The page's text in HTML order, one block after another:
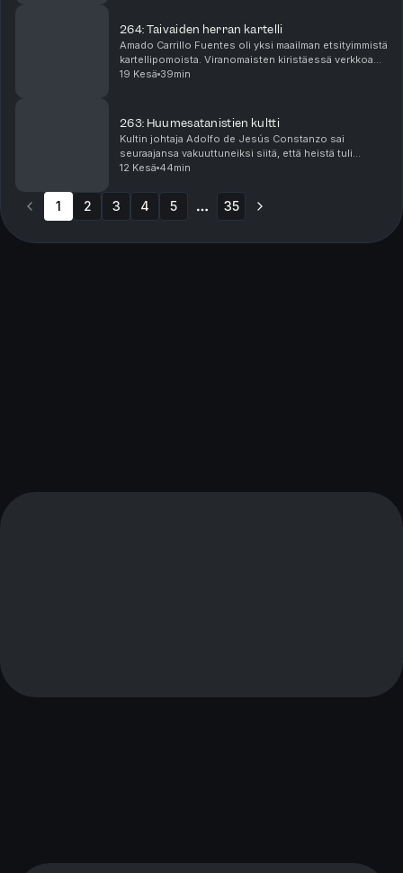
264: Taivaiden herran kartelli
Amado Carrillo Fuentes oli yksi maailman etsityimmistä
kartellipomoista. Viranomaisten kiristäessä verkkoa
hänen ympärillään, hän teki epätavallisen päätöksen,
19 Kesä 39min
263: Huumesatanistien kultti
Kultin johtaja Adolfo de Jesús Constanzo sai
seuraajansa vakuuttuneiksi siitä, että heistä tuli
ihmisuhreja vaatineiden rituaalien avulla mm.
...
12 Kesä 44min
1 2 3 4 5 35